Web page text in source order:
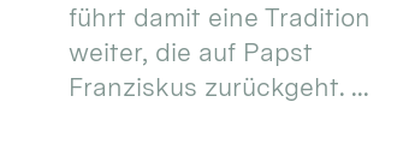
führt damit eine Tradition
weiter, die auf Papst
Franziskus zurückgeht. ...